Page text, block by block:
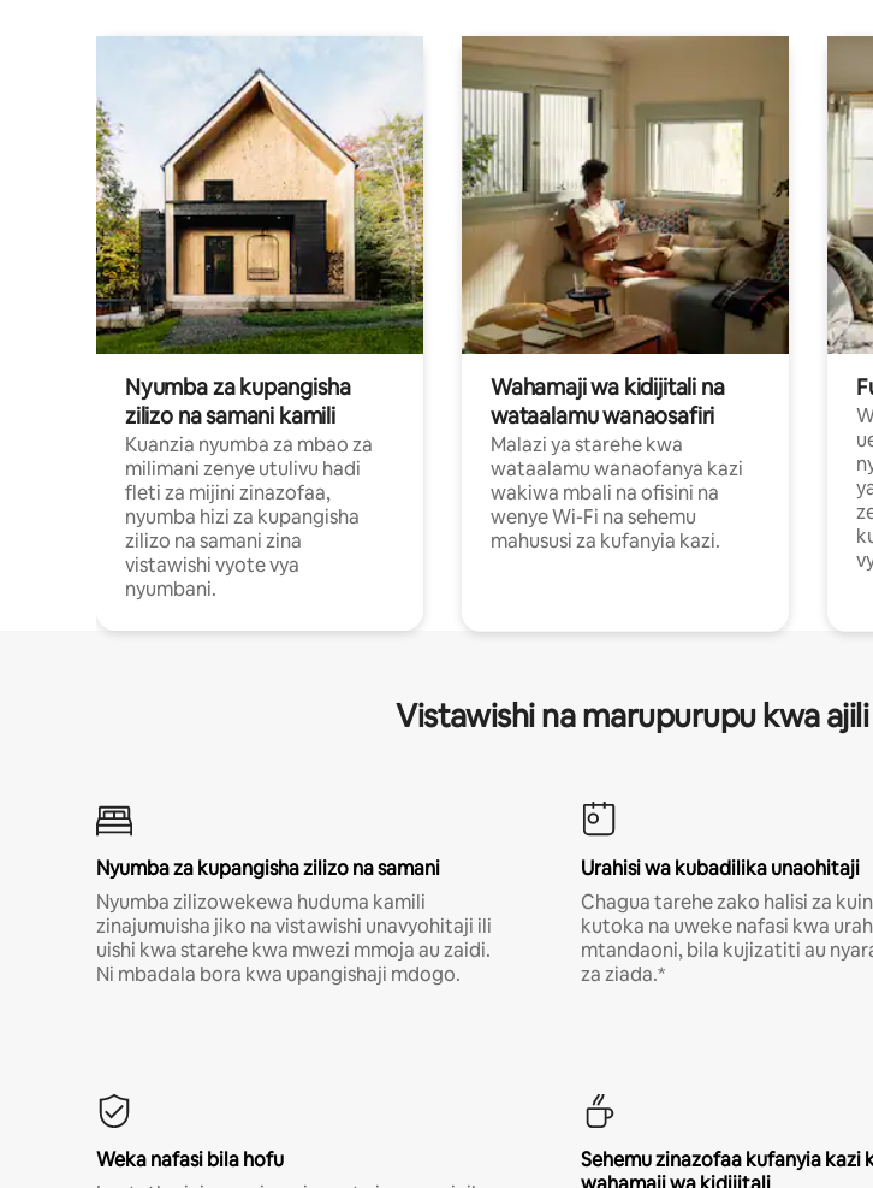
Nyumba za kupangisha
zilizo na samani kamili
Kuanzia nyumba za mbao za
milimani zenye utulivu hadi
fleti za mijini zinazofaa,
nyumba hizi za kupangisha
zilizo na samani zina
vistawishi vyote vya
nyumbani.
Wahamaji wa kidijitali na
wataalamu wanaosafiri
Malazi ya starehe kwa
wataalamu wanaofanya kazi
wakiwa mbali na ofisini na
wenye Wi-Fi na sehemu
mahususi za kufanyia kazi.
Vistawishi na marupurupu kwa
Nyumba za kupangisha zilizo na samani
Nyumba zilizowekewa huduma kamili
zinajumuisha jiko na vistawishi unavyohitaji ili
uishi kwa starehe kwa mwezi mmoja au zaidi.
Ni mbadala bora kwa upangishaji mdogo.
Urahisi wa kubadilika unaohitaji
Chagua tarehe zako halisi za
kutoka na uweke nafasi kwa
mtandaoni, bila kujizatiti au
za ziada.*
Weka nafasi bila hofu
Sehemu zinazofaa kufanyia kazi